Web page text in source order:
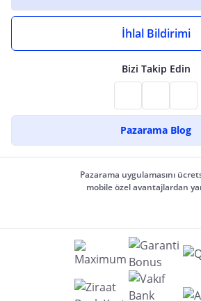
İhlal Bildirimi
Bizi Takip Edin
Pazarama Blog
Pazarama uygulamasını
mobile özel avantajlardan